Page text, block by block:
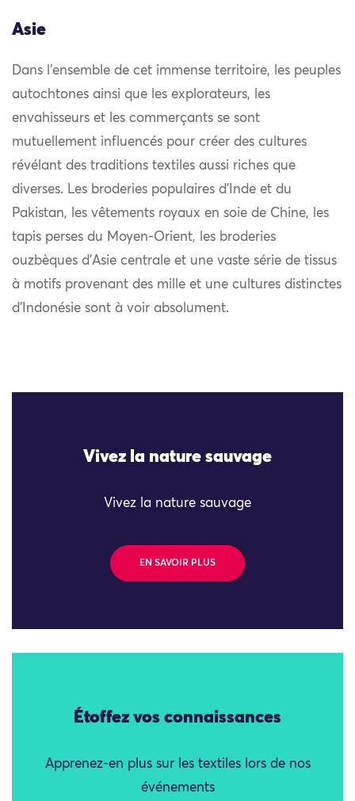
Asie
Dans l’ensemble de cet immense territoire, les peuples
autochtones ainsi que les explorateurs, les
envahisseurs et les commerçants se sont
mutuellement influencés pour créer des cultures
révélant des traditions textiles aussi riches que
diverses. Les broderies populaires d’Inde et du
Pakistan, les vêtements royaux en soie de Chine, les
tapis perses du Moyen-Orient, les broderies
ouzbèques d’Asie centrale et une vaste série de tissus
à motifs provenant des mille et une cultures distinctes
d’Indonésie sont à voir absolument.
Vivez la nature sauvage
Vivez la nature sauvage
EN SAVOIR PLUS
Étoffez vos connaissances
Apprenez-en plus sur les textiles lors de nos
événements